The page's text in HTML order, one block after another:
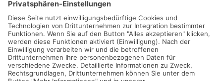
Gefördert durch die
Freie und Hansestadt Hamburg